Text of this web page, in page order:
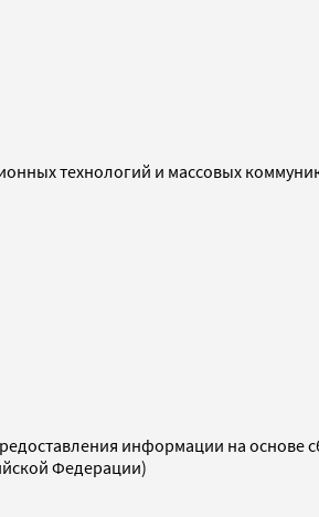
технологий и массовых
информации на основе
Федерации)